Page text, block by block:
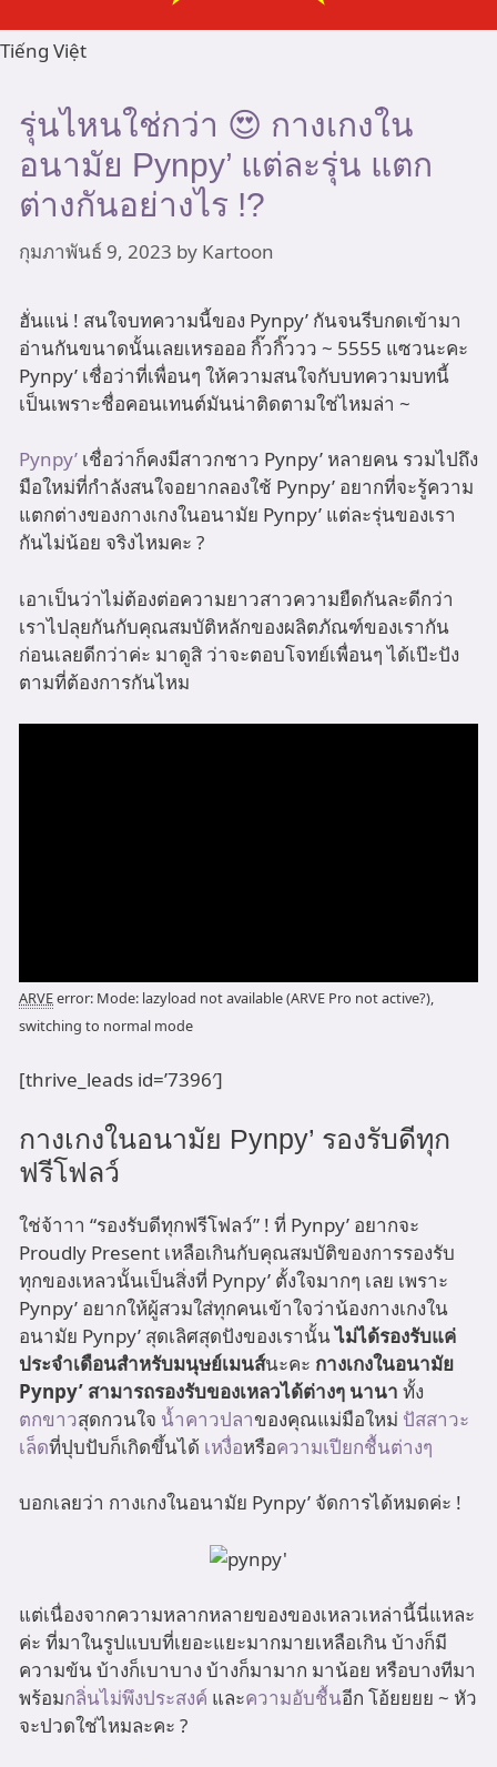
Tiếng Việt
รุ่นไหนใช่กว่า 😍 กางเกงใน
อนามัย Pynpy’ แต่ละรุ่น แตก
ต่างกันอย่างไร !?
กุมภาพันธ์ 9, 2023 by Kartoon
ฮั่นแน่ ! สนใจบทความนี้ของ Pynpy’ กันจนรีบกดเข้ามา
อ่านกันขนาดนั้นเลยเหรอออ กิ๊วกิ๊ววว ~ 5555 แซวนะคะ
Pynpy’ เชื่อว่าที่เพื่อนๆ ให้ความสนใจกับบทความบทนี้
เป็นเพราะชื่อคอนเทนต์มันน่าติดตามใช่ไหมล่า ~
Pynpy’ เชื่อว่าก็คงมีสาวกชาว Pynpy’ หลายคน รวมไปถึง
มือใหม่ที่กำลังสนใจอยากลองใช้ Pynpy’ อยากที่จะรู้ความ
แตกต่างของกางเกงในอนามัย Pynpy’ แต่ละรุ่นของเรา
กันไม่น้อย จริงไหมคะ ?
เอาเป็นว่าไม่ต้องต่อความยาวสาวความยืดกันละดีกว่า
เราไปลุยกันกับคุณสมบัติหลักของผลิตภัณฑ์ของเรากัน
ก่อนเลยดีกว่าค่ะ มาดูสิ ว่าจะตอบโจทย์เพื่อนๆ ได้เป๊ะปัง
ตามที่ต้องการกันไหม
ARVEerror: Mode: lazyload not available (ARVE Pro not active?),
switching to normal mode
[thrive_leads id=’7396′]
กางเกงในอนามัย Pynpy’ รองรับดีทุก
ฟรีโฟลว์
ใช่จ้าาา “รองรับดีทุกฟรีโฟลว์” ! ที่ Pynpy’ อยากจะ
Proudly Present เหลือเกินกับคุณสมบัติของการรองรับ
ทุกของเหลวนั้นเป็นสิ่งที่ Pynpy’ ตั้งใจมากๆ เลย เพราะ
Pynpy’ อยากให้ผู้สวมใส่ทุกคนเข้าใจว่าน้องกางเกงใน
อนามัย Pynpy’ สุดเลิศสุดปังของเรานั้นไม่ได้รองรับแค่
ประจำเดือนสำหรับมนุษย์เมนส์นะคะ กางเกงในอนามัย
Pynpy’ สามารถรองรับของเหลวได้ต่างๆ นานา ทั้ง
ตกขาวสุดกวนใจ น้ำคาวปลาของคุณแม่มือใหม่ ปัสสาวะ
เล็ดที่ปุบปับก็เกิดขึ้นได้ เหงื่อหรือความเปียกชื้นต่างๆ
บอกเลยว่า กางเกงในอนามัย Pynpy’ จัดการได้หมดค่ะ !
แต่เนื่องจากความหลากหลายของของเหลวเหล่านี้นี่แหละ
ค่ะ ที่มาในรูปแบบที่เยอะแยะมากมายเหลือเกิน บ้างก็มี
ความข้น บ้างก็เบาบาง บ้างก็มามาก มาน้อย หรือบางทีมา
พร้อมกลิ่นไม่พึงประสงค์ และความอับชื้นอีก โอ้ยยยย ~ หัว
จะปวดใช่ไหมละคะ ?